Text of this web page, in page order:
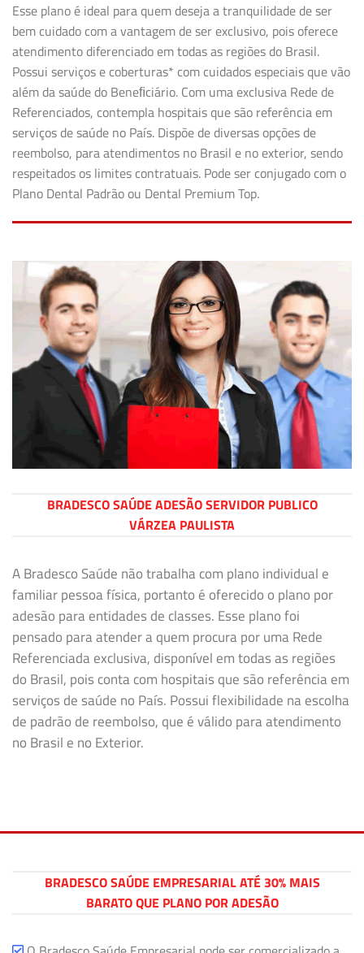
Esse plano é ideal para quem deseja a tranquilidade de ser
bem cuidado com a vantagem de ser exclusivo, pois oferece
atendimento diferenciado em todas as regiões do Brasil.
Possui serviços e coberturas* com cuidados especiais que vão
além da saúde do Beneﬁciário. Com uma exclusiva Rede de
Referenciados, contempla hospitais que são referência em
serviços de saúde no País. Dispõe de diversas opções de
reembolso, para atendimentos no Brasil e no exterior, sendo
respeitados os limites contratuais. Pode ser conjugado com o
Plano Dental Padrão ou Dental Premium Top.
BRADESCO SAÚDE ADESÃO SERVIDOR PUBLICO
VÁRZEA PAULISTA
A Bradesco Saúde não trabalha com plano individual e
familiar pessoa física, portanto é oferecido o plano por
adesão para entidades de classes. Esse plano foi
pensado para atender a quem procura por uma Rede
Referenciada exclusiva, disponível em todas as regiões
do Brasil, pois conta com hospitais que são referência em
serviços de saúde no País. Possui flexibilidade na escolha
de padrão de reembolso, que é válido para atendimento
no Brasil e no Exterior.
BRADESCO SAÚDE EMPRESARIAL ATÉ 30% MAIS
BARATO QUE PLANO POR ADESÃO